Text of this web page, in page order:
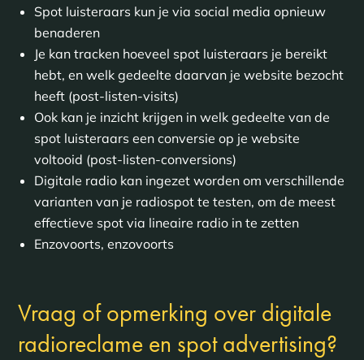
Spot luisteraars kun je via social media opnieuw
benaderen
Je kan tracken hoeveel spot luisteraars je bereikt
hebt, en welk gedeelte daarvan je website bezocht
heeft (post-listen-visits)
Ook kan je inzicht krijgen in welk gedeelte van de
spot luisteraars een conversie op je website
voltooid (post-listen-conversions)
Digitale radio kan ingezet worden om verschillende
varianten van je radiospot te testen, om de meest
effectieve spot via lineaire radio in te zetten
Enzovoorts, enzovoorts
Vraag of opmerking over digitale
radioreclame en spot advertising?